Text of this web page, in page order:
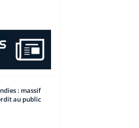
: massif
au public